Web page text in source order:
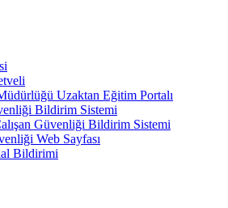
Uzaktan Eğitim Portalı
Bildirim Sistemi
Güvenliği Bildirim Sistemi
Web Sayfası
Bildirimi